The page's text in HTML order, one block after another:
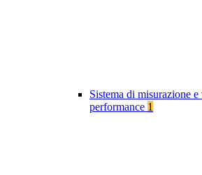
Sistema di misurazione
performance 1